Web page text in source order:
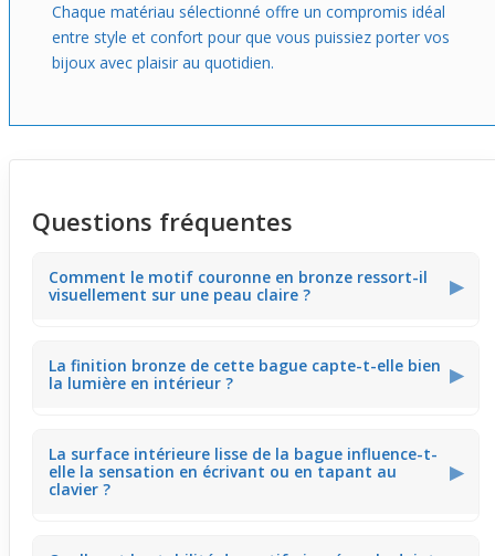
Chaque matériau sélectionné offre un compromis idéal
entre style et confort pour que vous puissiez porter vos
bijoux avec plaisir au quotidien.
Questions fréquentes
Comment le motif couronne en bronze ressort-il
visuellement sur une peau claire ?
▶
peau claire, mettant en valeur les détails ciselés du motif
couronne. Sous une lumière naturelle, les reflets dorés
La finition bronze de cette bague capte-t-elle bien
la lumière en intérieur ?
▶
subtilement aux éclairages intérieurs, donnant un reflet
chaud sans éblouir. Ce rendu élégant reste visible même
lors d’une réunion en lumière artificielle.
La surface intérieure lisse de la bague influence-t-
elle la sensation en écrivant ou en tapant au
clavier ?
▶